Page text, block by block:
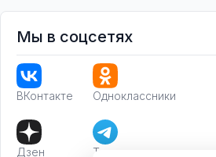
Мы в соцсетях
ВКонтакте Одноклассники
Дзен Телеграм